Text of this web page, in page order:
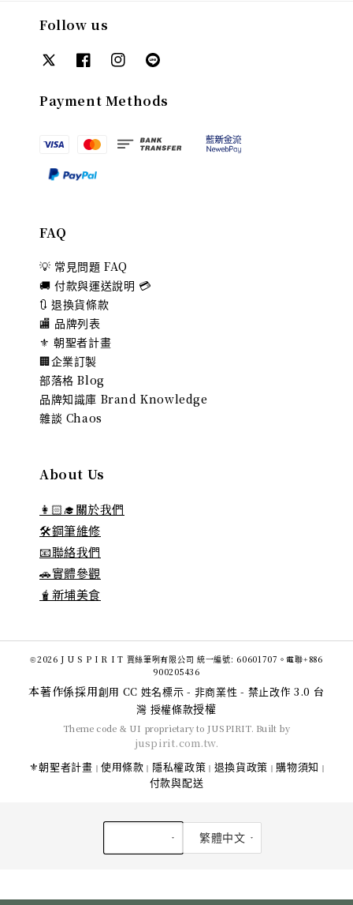
Follow us
Payment Methods
FAQ
💡 常見問題 FAQ
🚚 付款與運送說明 💳
🔃 退換貨條款
🏬 品牌列表
⚜️ 朝聖者計畫
🏢企業訂製
部落格 Blog
品牌知識庫 Brand Knowledge
雜談 Chaos
About Us
👩🏻‍🎓關於我們
🛠️鋼筆維修
📧聯絡我們
🚗實體參觀
🧋新埔美食
©2026 J U S P I R I T 賈絲筆咧有限公司 統一編號: 60601707。電聯+886
900205436
本著作係採用創用 CC 姓名標示 - 非商業性 - 禁止改作 3.0 台
灣 授權條款授權
Theme code & UI proprietary to JUSPIRIT. Built by
juspirit.com.tw.
⚜️朝聖者計畫 | 使用條款 | 隱私權政策 | 退換貨政策 | 購物須知 |
付款與配送